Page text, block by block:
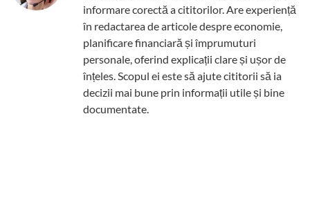
informare corectă a cititorilor. Are experiență
în redactarea de articole despre economie,
planificare financiară și împrumuturi
personale, oferind explicații clare și ușor de
înțeles. Scopul ei este să ajute cititorii să ia
decizii mai bune prin informații utile și bine
documentate.